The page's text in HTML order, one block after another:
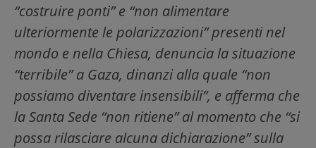
“costruire ponti” e “non alimentare
ulteriormente le polarizzazioni” presenti nel
mondo e nella Chiesa, denuncia la situazione
“terribile” a Gaza, dinanzi alla quale “non
possiamo diventare insensibili”, e afferma che
la Santa Sede “non ritiene” al momento che “si
possa rilasciare alcuna dichiarazione” sulla